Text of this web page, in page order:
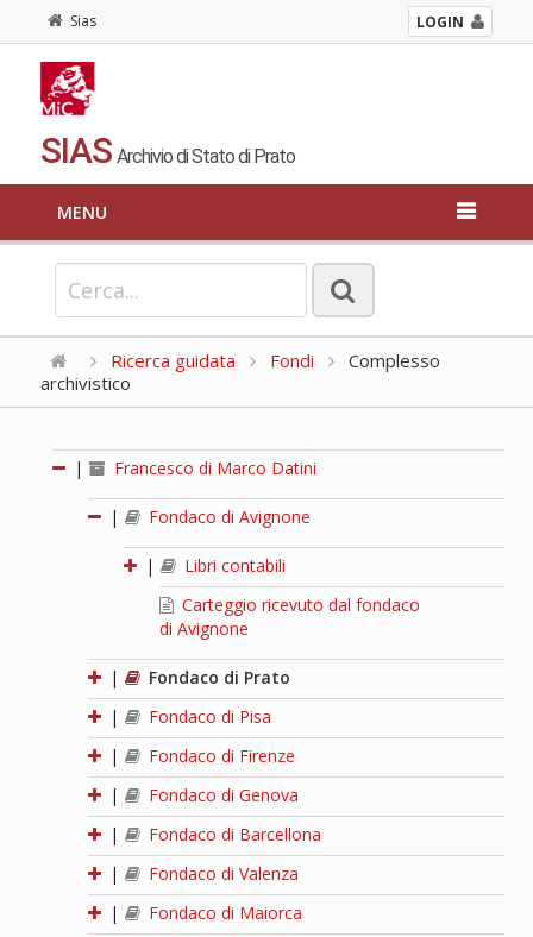
Sias LOGIN
SIAS Archivio di Stato di Prato
MENU
Ricerca guidata Fondi
Complesso
archivistico
| Francesco di Marco Datini
| Fondaco di Avignone
|
Libri contabili
Carteggio ricevuto dal fondaco
di Avignone
|
Fondaco di Prato
|
Fondaco di Pisa
|
Fondaco di Firenze
|
Fondaco di Genova
|
Fondaco di Barcellona
|
Fondaco di Valenza
|
Fondaco di Maiorca